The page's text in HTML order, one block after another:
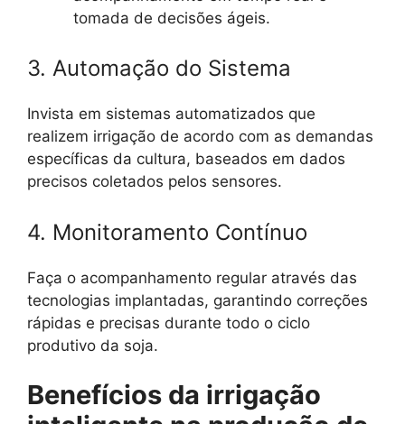
tomada de decisões ágeis.
3. Automação do Sistema
Invista em sistemas automatizados que
realizem irrigação de acordo com as demandas
específicas da cultura, baseados em dados
precisos coletados pelos sensores.
4. Monitoramento Contínuo
Faça o acompanhamento regular através das
tecnologias implantadas, garantindo correções
rápidas e precisas durante todo o ciclo
produtivo da soja.
Benefícios da irrigação